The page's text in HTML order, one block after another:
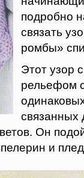
подробно
связать
ромбы»
Этот узор
рельефом
связанных
Он
и